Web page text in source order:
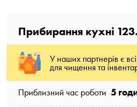
Прибирання кухні
У наших партнерів є
для чищення та
Приблизний час роботи 5